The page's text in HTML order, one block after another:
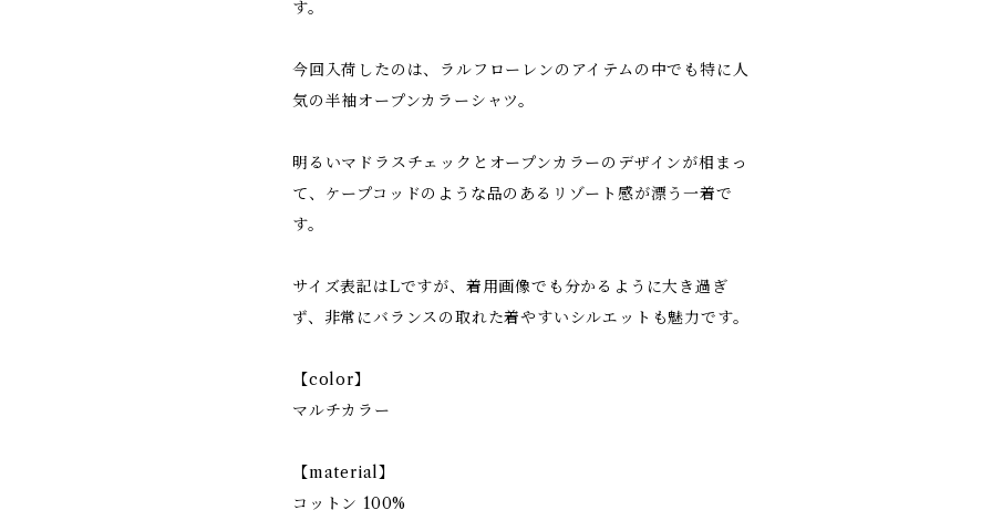
す。
今回入荷したのは、ラルフローレンのアイテムの中でも特に人
気の半袖オープンカラーシャツ。
明るいマドラスチェックとオープンカラーのデザインが相まっ
て、ケープコッドのような品のあるリゾート感が漂う一着で
す。
サイズ表記はLですが、着用画像でも分かるように大き過ぎ
ず、非常にバランスの取れた着やすいシルエットも魅力です。
【color】
マルチカラー
【material】
コットン 100%